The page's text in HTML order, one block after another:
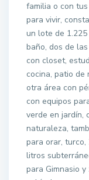
familia o con
para vivir,
un lote de
baño, dos de
con closet,
cocina, patio de
otra área con
con equipos
verde en jardín,
naturaleza,
para orar,
litros
para Gimnasio